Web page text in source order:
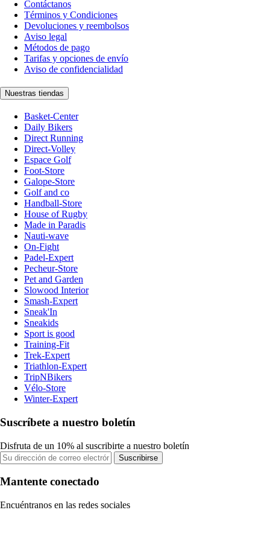
Contáctanos
Términos y Condiciones
Devoluciones y reembolsos
Aviso legal
Métodos de pago
Tarifas y opciones de envío
Aviso de confidencialidad
Nuestras tiendas
Basket-Center
Daily Bikers
Direct Running
Direct-Volley
Espace Golf
Foot-Store
Galope-Store
Golf and co
Handball-Store
House of Rugby
Made in Paradis
Nauti-wave
On-Fight
Padel-Expert
Pecheur-Store
Pet and Garden
Slowood Interior
Smash-Expert
Sneak'In
Sneakids
Sport is good
Training-Fit
Trek-Expert
Triathlon-Expert
TripNBikers
Vélo-Store
Winter-Expert
Suscríbete a nuestro boletín
Disfruta de un 10% al suscribirte a nuestro boletín
Suscribirse
Mantente conectado
Encuéntranos en las redes sociales